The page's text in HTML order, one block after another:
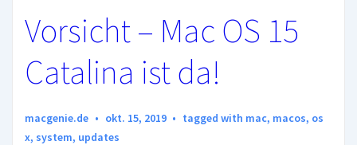
eine
Empfehlung
Vorsicht – Mac OS 15
Catalina ist da!
macgenie.de okt. 15, 2019 tagged with mac, macos, os
x, system, updates